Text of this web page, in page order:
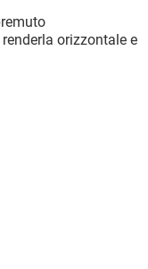
orizzontale e